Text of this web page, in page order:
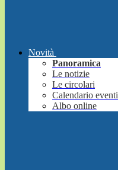
Novità
Panoramica
Le notizie
Le circolari
Calendario eventi
Albo online